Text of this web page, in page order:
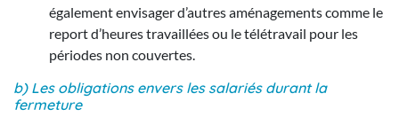
également envisager d’autres aménagements comme le
report d’heures travaillées ou le télétravail pour les
périodes non couvertes.
b) Les obligations envers les salariés durant la
fermeture